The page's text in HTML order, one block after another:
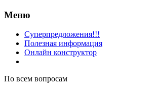
Меню
Суперпредложения!!!
Полезная информация
Онлайн конструктор
По всем вопросам